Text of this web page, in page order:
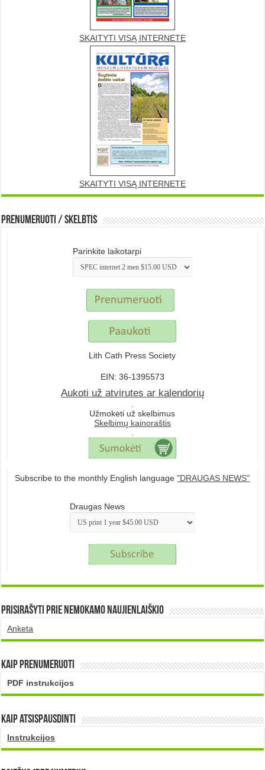
SKAITYTI VISĄ INTERNETE
SKAITYTI VISĄ INTERNETE
Prenumeruoti / Skelbtis
Parinkite laikotarpi
Lith Cath Press Society
EIN: 36-1395573
Aukoti už atvirutes ar kalendorių
.
Užmokėti už skelbimus
Skelbimų kainoraštis
.
Subscribe to the monthly English language"DRAUGAS NEWS"
Draugas News
Prisirašyti prie nemokamo naujienlaiškio
Anketa
Kaip prenumeruoti
PDF instrukcijos
Kaip atsispausdinti
Instrukcijos